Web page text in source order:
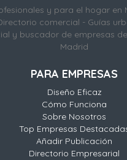
y para el hogar en
comercial - Guías
y buscador de empresas
Madrid
PARA EMPRESAS
Diseño Eficaz
Cómo Funciona
Sobre Nosotros
Top Empresas
Añadir Publicación
Directorio Empresarial